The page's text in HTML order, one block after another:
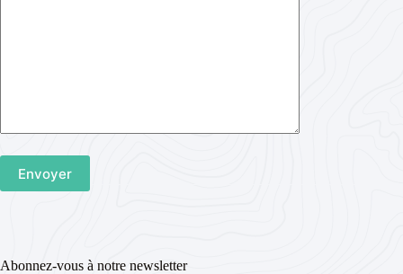
Abonnez-vous à notre newsletter